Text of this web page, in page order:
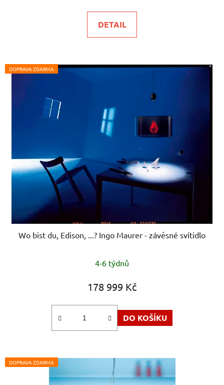
DETAIL
DOPRAVA ZDARMA
Wo bist du, Edison, ...? Ingo Maurer - závěsné svítidlo
4-6 týdnů
178 999 Kč
DO KOŠÍKU
DOPRAVA ZDARMA